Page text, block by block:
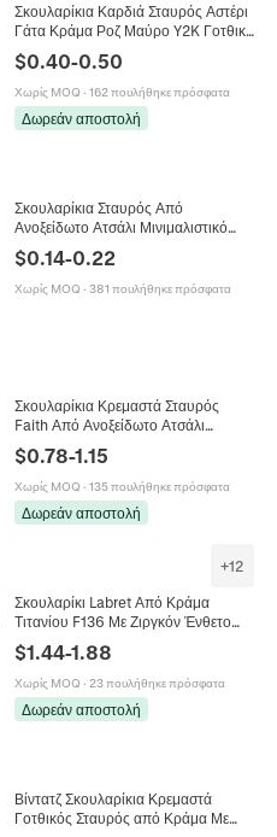
Σκουλαρίκια Καρδιά Σταυρός Αστέρι
Γάτα Κράμα Ροζ Μαύρο Y2K Γοτθικό
$0.40-0.50
Χωρίς MOQ · 162 πουλήθηκε πρόσφατα
Δωρεάν αποστολή
Σκουλαρίκια Σταυρός Από
Ανοξείδωτο Ατσάλι Μινιμαλιστικό
Πανκ Μόδα Κοσμήματα Unisex
$0.14-0.22
Χωρίς MOQ · 381 πουλήθηκε πρόσφατα
Σκουλαρίκια Κρεμαστά Σταυρός
Faith Από Ανοξείδωτο Ατσάλι
Κοσμήματα Για Γυναίκες
$0.78-1.15
Χωρίς MOQ · 135 πουλήθηκε πρόσφατα
Δωρεάν αποστολή
+12
Σκουλαρίκι Labret Από Κράμα
Τιτανίου F136 Με Ζιργκόν Ένθετο
Χαλκό Σχήμα Λουλούδι Σταυρός
Αστέρι Κοσμήματα
$1.44-1.88
Χωρίς MOQ · 23 πουλήθηκε πρόσφατα
Δωρεάν αποστολή
Βίντατζ Σκουλαρίκια Κρεμαστά
Γοτθικός Σταυρός από Κράμα Με